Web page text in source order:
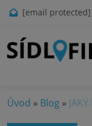
[email protected]
Úvod » Blog »